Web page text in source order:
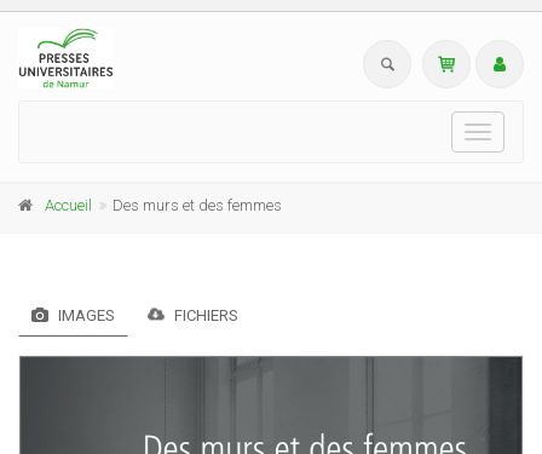
Toggle
Accueil Des murs et des femmes
IMAGES FICHIERS